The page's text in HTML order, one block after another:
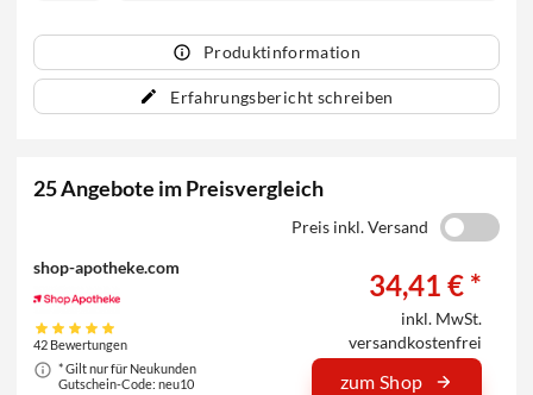
Produktinformation
Erfahrungsbericht schreiben
25 Angebote im Preisvergleich
Preis inkl. Versand
shop-apotheke.com
42 Bewertungen
* Gilt nur für Neukunden
Gutschein-Code: neu10
34,41 € *
inkl. MwSt.
versandkostenfrei
zum Shop